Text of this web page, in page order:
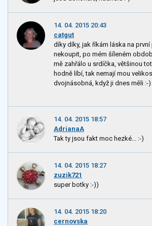
14. 04. 2015 20:43
catgut
díky díky, jak říkám láska na
nekoupit, po mém šíleném
mě zahřálo u srdíčka, většinou
hodně líbí, tak nemají mou
dvojnásobná, když ji dnes měli :-)
14. 04. 2015 18:57
AdrianaA
Tak ty jsou fakt moc hezké... :-)
14. 04. 2015 18:27
zuzik721
super botky :-))
14. 04. 2015 18:20
cernovska